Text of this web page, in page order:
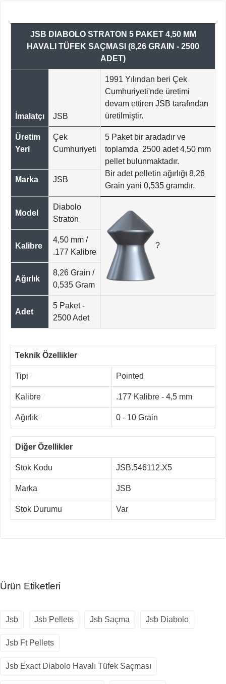
JSB DIABOLO STRATON 5 PAKET 4,50 MM
HAVALI TÜFEK SAÇMASI (8,26 GRAIN - 2500
ADET)
İmalatçı JSB
1991 Yılından beri Çek
Cumhuriyeti'nde üretimi
devam ettiren JSB tarafından
üretilmiştir.
Üretim
Yeri
Çek
Cumhuriyeti
5 Paket bir aradadır ve
toplamda 2500 adet 4,50 mm
pellet bulunmaktadır.
Bir adet pelletin ağırlığı 8,26
Grain yani 0,535 gramdır.
Marka JSB
Model
Diabolo
Straton
?
Kalibre
4,50 mm /
.177 Kalibre
Ağırlık
8,26 Grain /
0,535 Gram
Adet
5 Paket -
2500 Adet
Teknik Özellikler
Tipi Pointed
Kalibre .177 Kalibre - 4,5 mm
Ağırlık 0 - 10 Grain
Diğer Özellikler
Stok Kodu JSB.546112.X5
Marka JSB
Stok Durumu Var
Ürün Etiketleri
Jsb Jsb Pellets Jsb Saçma Jsb Diabolo
Jsb Ft Pellets
Jsb Exact Diabolo Havalı Tüfek Saçması